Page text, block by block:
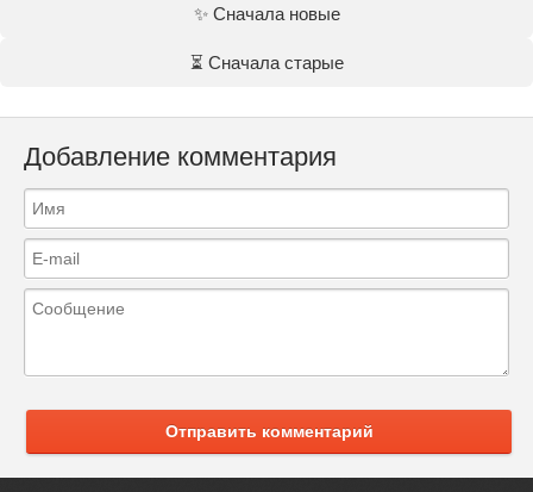
✨ Сначала новые
⏳ Сначала старые
Добавление комментария
Отправить комментарий